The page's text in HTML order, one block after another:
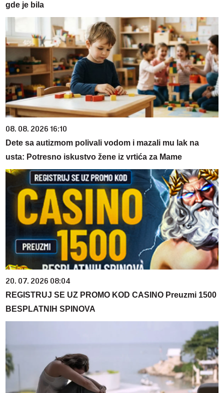
gde je bila
08. 08. 2026 16:10
Dete sa autizmom polivali vodom i mazali mu lak na
usta: Potresno iskustvo žene iz vrtića za Mame
20. 07. 2026 08:04
REGISTRUJ SE UZ PROMO KOD CASINO Preuzmi 1500
BESPLATNIH SPINOVA